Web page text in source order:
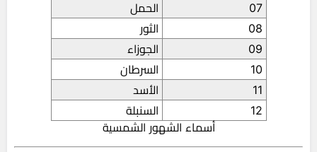
07
الحمل
08
الثور
09
الجوزاء
10
السرطان
11
الأسد
12
السنبلة
أسماء الشهور الشمسية